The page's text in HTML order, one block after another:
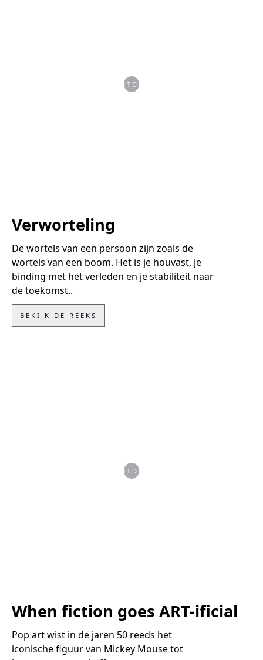
ONTDEK
Verworteling
De wortels van een persoon zijn zoals de
wortels van een boom. Het is je houvast, je
binding met het verleden en je stabiliteit naar
de toekomst..
BEKIJK DE REEKS
ONTDEK
When fiction goes ART-ificial
Pop art wist in de jaren 50 reeds het
iconische figuur van Mickey Mouse tot